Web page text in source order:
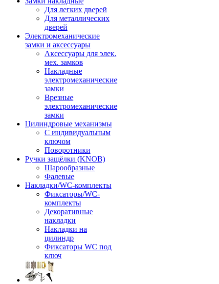
Для легких дверей
Для металлических
дверей
Электромеханические
замки и аксессуары
Аксессуары для элек.
мех. замков
Накладные
электромеханические
замки
Врезные
электромеханические
замки
Цилиндровые механизмы
С индивидуальным
ключом
Поворотники
Ручки защёлки (KNOB)
Шарообразные
Фалевые
Накладки/WC-комплекты
Фиксаторы/WC-
комплекты
Декоративные
накладки
Накладки на
цилиндр
Фиксаторы WC под
ключ